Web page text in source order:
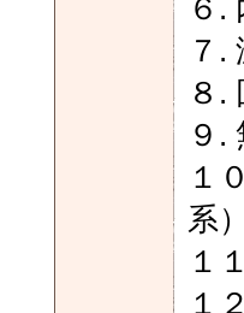
６.
７.
８.
９.
１
系）
１
１